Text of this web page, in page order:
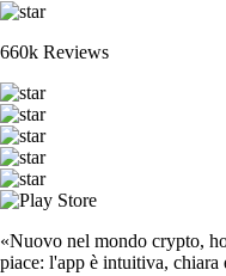
660k Reviews
«Nuovo nel mondo crypto,
piace: l'app è intuitiva, chiara